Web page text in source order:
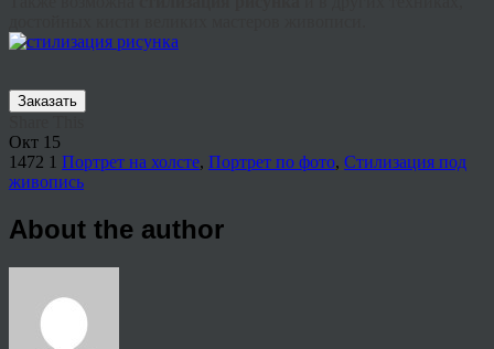
Заказать
Окт 15
1472 1 Портрет на холсте, Портрет по фото, Стилизация под
живопись
About the author